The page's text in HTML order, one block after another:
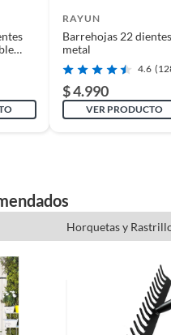
RAYUN
Barrehojas 22 dientes
metal
4.6
$ 4.990
VER PRODUCTO
Horquetas y